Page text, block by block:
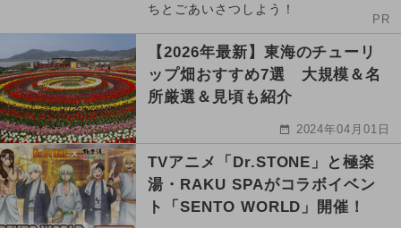
ちとごあいさつしよう！
PR
【2026年最新】東海のチューリ
ップ畑おすすめ7選 大規模＆名
所厳選＆見頃も紹介
2024年04月01日
TVアニメ「Dr.STONE」と極楽
湯・RAKU SPAがコラボイベン
ト「SENTO WORLD」開催！